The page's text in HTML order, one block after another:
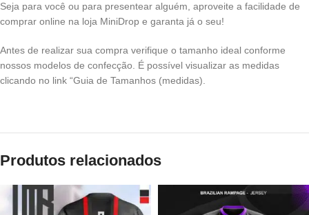
Seja para você ou para presentear alguém, aproveite a facilidade de
comprar online na loja MiniDrop e garanta já o seu!
Antes de realizar sua compra verifique o tamanho ideal conforme
nossos modelos de confecção. É possível visualizar as medidas
clicando no link “Guia de Tamanhos (medidas).
Produtos relacionados